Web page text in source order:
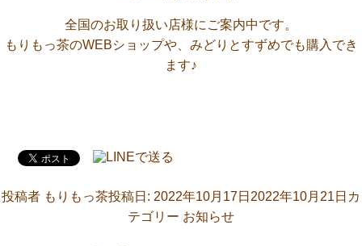
全国のお取り扱い店様にご案内中です。
もりもっ茶のWEBショップや、みどりとすずめでも購入でき
ます♪
投稿者 もりもっ茶投稿日: 2022年10月17日 2022年10月21日 カ
テゴリー お知らせ